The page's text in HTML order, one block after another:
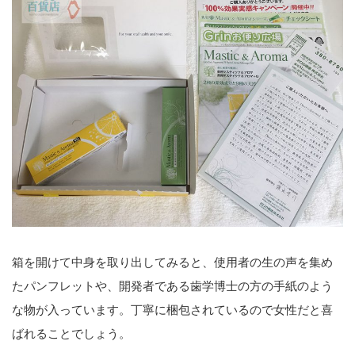
箱を開けて中身を取り出してみると、使用者の生の声を集め
たパンフレットや、開発者である歯学博士の方の手紙のよう
な物が入っています。丁寧に梱包されているので女性だと喜
ばれることでしょう。